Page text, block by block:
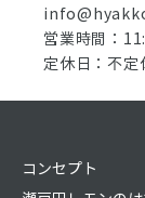
営業時間：
定休日：不定
コンセプト